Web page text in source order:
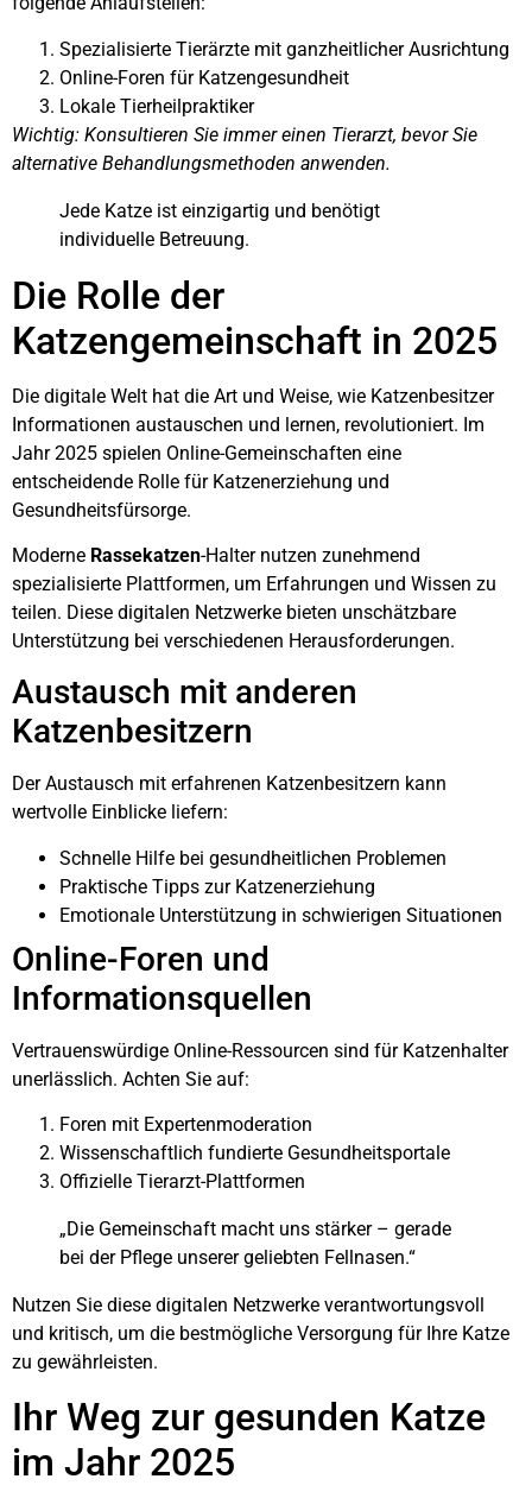
Spezialisierte Tierärzte mit ganzheitlicher Ausrichtung
Online-Foren für Katzengesundheit
Lokale Tierheilpraktiker
Wichtig: Konsultieren Sie immer einen Tierarzt, bevor Sie
alternative Behandlungsmethoden anwenden.
Jede Katze ist einzigartig und benötigt
individuelle Betreuung.
Die Rolle der
Katzengemeinschaft in 2025
Die digitale Welt hat die Art und Weise, wie Katzenbesitzer
Informationen austauschen und lernen, revolutioniert. Im
Jahr 2025 spielen Online-Gemeinschaften eine
entscheidende Rolle für Katzenerziehung und
Gesundheitsfürsorge.
Moderne Rassekatzen-Halter nutzen zunehmend
spezialisierte Plattformen, um Erfahrungen und Wissen zu
teilen. Diese digitalen Netzwerke bieten unschätzbare
Unterstützung bei verschiedenen Herausforderungen.
Austausch mit anderen
Katzenbesitzern
Der Austausch mit erfahrenen Katzenbesitzern kann
wertvolle Einblicke liefern:
Schnelle Hilfe bei gesundheitlichen Problemen
Praktische Tipps zur Katzenerziehung
Emotionale Unterstützung in schwierigen Situationen
Online-Foren und
Informationsquellen
Vertrauenswürdige Online-Ressourcen sind für Katzenhalter
unerlässlich. Achten Sie auf:
Foren mit Expertenmoderation
Wissenschaftlich fundierte Gesundheitsportale
Offizielle Tierarzt-Plattformen
„Die Gemeinschaft macht uns stärker – gerade
bei der Pflege unserer geliebten Fellnasen.“
Nutzen Sie diese digitalen Netzwerke verantwortungsvoll
und kritisch, um die bestmögliche Versorgung für Ihre Katze
zu gewährleisten.
Ihr Weg zur gesunden Katze
im Jahr 2025